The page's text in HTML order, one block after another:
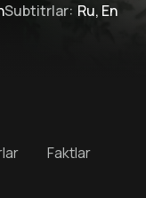
Subtitrlar: Ru, En
Faktlar